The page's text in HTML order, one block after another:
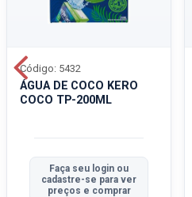
ÁGUA DE COCO KERO
COCO TP-200ML
Código: 5432
Faça seu login ou
cadastre-se para ver
preços e comprar